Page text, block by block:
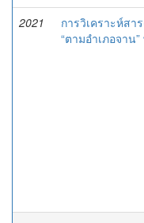
2021
การวิเคราะห์ส
“ตามอำเภอจาน